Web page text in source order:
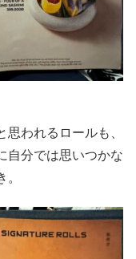
われるロールも、
自分では思いつかな